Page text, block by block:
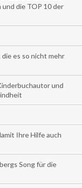
und die TOP 10 der
es so nicht mehr
und
Ihre Hilfe auch
Song für die